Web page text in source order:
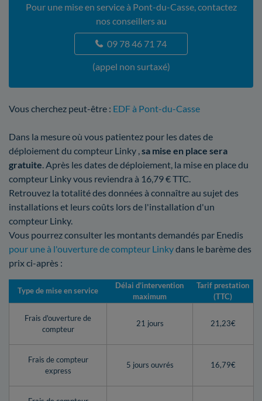
Pour une mise en service à Pont-du-Casse, contactez
nos conseillers au
09 78 46 71 74
(appel non surtaxé)
Vous cherchez peut-être : EDF à Pont-du-Casse
Dans la mesure où vous patientez pour les dates de
déploiement du compteur Linky ,sa mise en place sera
gratuite. Après les dates de déploiement, la mise en place du
compteur Linky vous reviendra à 16,79 € TTC.
Retrouvez la totalité des données à connaître au sujet des
installations et leurs coûts lors de l'installation d'un
compteur Linky.
Vous pourrez consulter les montants demandés par Enedis
pour une à l'ouverture de compteur Linkydans le barème des
prix ci-après :
Type de mise en service
Délai d’intervention
maximum
Tarif prestation
(TTC)
Frais d'ouverture de
compteur
21 jours 21,23€
Frais de compteur
express
5 jours ouvrés 16,79€